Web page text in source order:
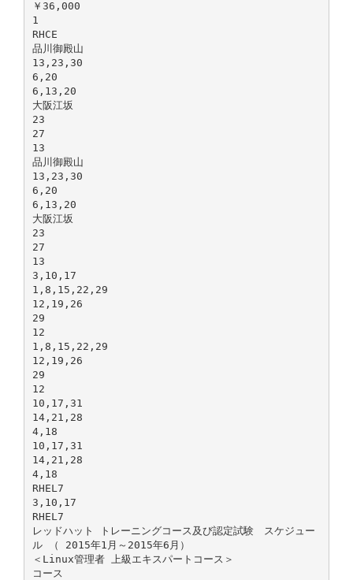
￥36,000
1
RHCE
品川御殿山
13,23,30
6,20
6,13,20
大阪江坂
23
27
13
品川御殿山
13,23,30
6,20
6,13,20
大阪江坂
23
27
13
3,10,17
1,8,15,22,29
12,19,26
29
12
1,8,15,22,29
12,19,26
29
12
10,17,31
14,21,28
4,18
10,17,31
14,21,28
4,18
RHEL7
3,10,17
RHEL7
レッドハット トレーニングコース及び認定試験 スケジュー
ル （ 2015年1月～2015年6月）
＜Linux管理者 上級エキスパートコース＞
コース